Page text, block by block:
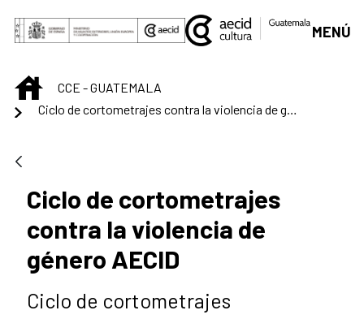
Saltar al contenido principal
MENÚ
INICIOCCE - GUATEMALA
Ciclo de cortometrajes
contra la violencia de
género AECID
Ciclo de cortometrajes